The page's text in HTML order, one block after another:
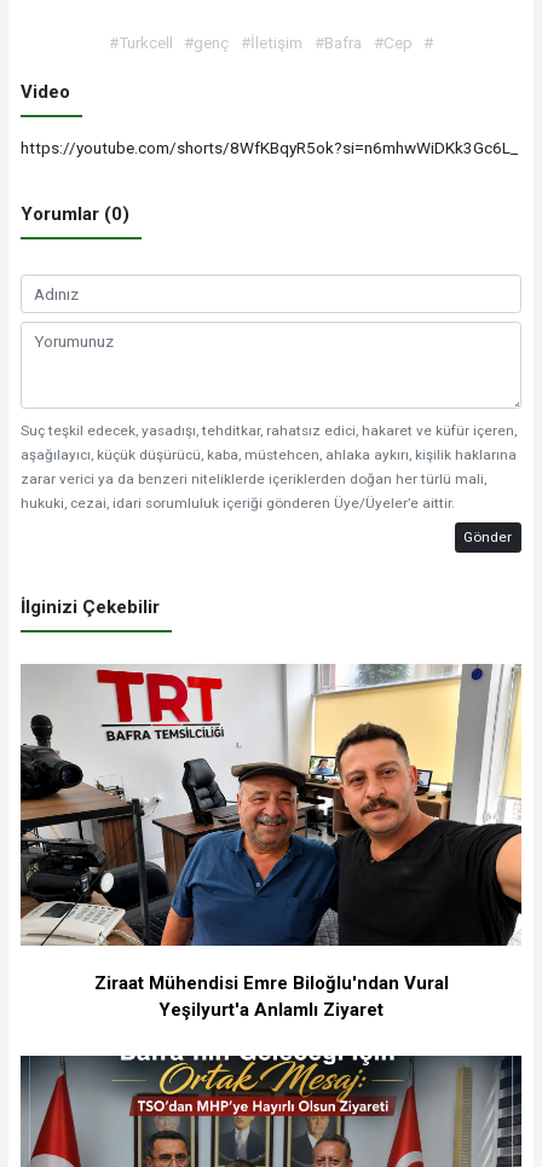
#Turkcell #genç #İletişim #Bafra #Cep #
Video
https://youtube.com/shorts/8WfKBqyR5ok?si=n6mhwWiDKk3Gc6L_
Yorumlar (0)
Suç teşkil edecek, yasadışı, tehditkar, rahatsız edici, hakaret ve küfür içeren,
aşağılayıcı, küçük düşürücü, kaba, müstehcen, ahlaka aykırı, kişilik haklarına
zarar verici ya da benzeri niteliklerde içeriklerden doğan her türlü mali,
hukuki, cezai, idari sorumluluk içeriği gönderen Üye/Üyeler’e aittir.
Gönder
İlginizi Çekebilir
Ziraat Mühendisi Emre Biloğlu'ndan Vural
Yeşilyurt'a Anlamlı Ziyaret